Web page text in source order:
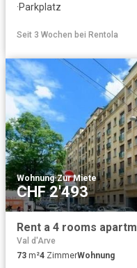
·Parkplatz
Seit 3 Wochen bei Rentola
Wohnung·Zur Miete
CHF 2'493
Rent a 4 rooms
Val d'Arve
73 m²4 ZimmerWohnung